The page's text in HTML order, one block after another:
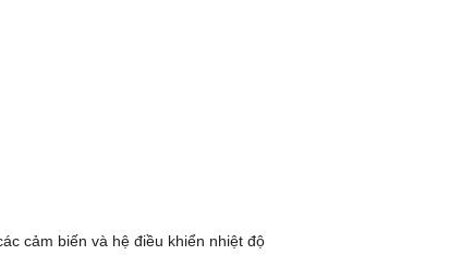
cảm biến và hệ điều khiển nhiệt độ